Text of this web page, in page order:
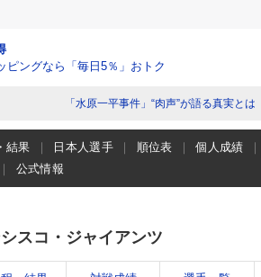
ピングなら「毎日5％」おトク
「水原一平事件」“肉声”が語る真実とは
結果 日本人選手 順位表 個人成績
公式情報
スコ・ジャイアンツ